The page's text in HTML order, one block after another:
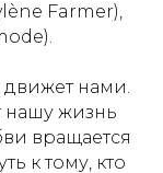
Farmer),
движет нами.
нашу жизнь
вращается
к тому, кто